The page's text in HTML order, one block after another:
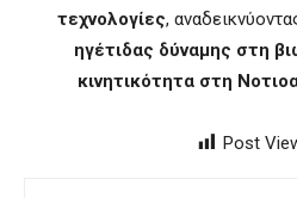
τεχνολογίες,
ηγέτιδας δύναμης στη
κινητικότητα στη
Post